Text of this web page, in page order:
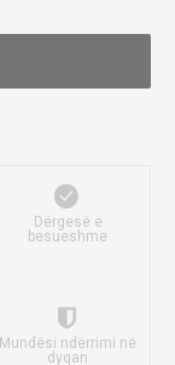
Dërgesë e
besueshme
Mundësi ndërrimi në
dyqan